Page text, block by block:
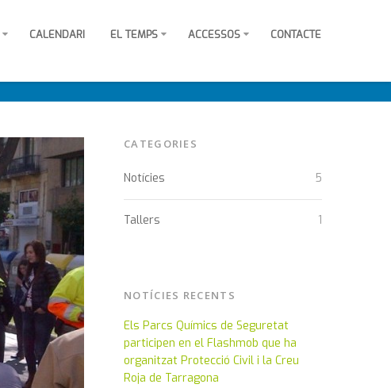
CALENDARI EL TEMPS ACCESSOS CONTACTE
CATEGORIES
Notícies 5
Tallers 1
NOTÍCIES RECENTS
Els Parcs Químics de Seguretat
participen en el Flashmob que ha
organitzat Protecció Civil i la Creu
Roja de Tarragona